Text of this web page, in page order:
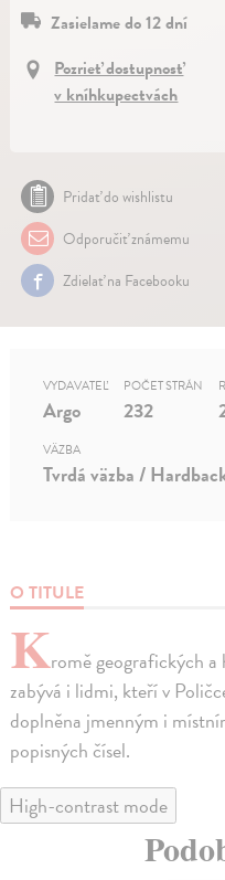
Zasielame do 12 dní
Pozrieť dostupnosť
v kníhkupectvách
Pridať do wishlistu
Odporučiť známemu
Zdielať na Facebooku
O TITULE
Kromě geografických
zabývá i lidmi, kteří v
doplněna jmenným i
popisných čísel.
VYDAVATEĽ
Argo
POČET STRÁN
232
VÄZBA
Tvrdá väzba /
High-contrast mode